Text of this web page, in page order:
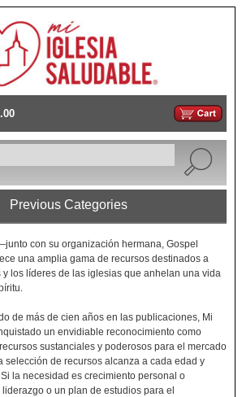
Previous Categories
con su organización hermana, Gospel
una amplia gama de recursos destinados a
los líderes de las iglesias que anhelan una vida
de más de cien años en las publicaciones, Mi
un envidiable reconocimiento como
sustanciales y poderosos para el mercado
selección de recursos alcanza a cada edad y
la necesidad es crecimiento personal o
o un plan de estudios para el